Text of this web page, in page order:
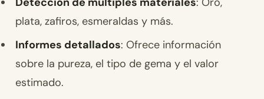
plata, zafiros, esmeraldas y más.
Informes detallados: Ofrece información
sobre la pureza, el tipo de gema y el valor
estimado.